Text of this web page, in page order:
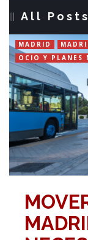
All Posts
MADRID
OCIO Y PLANES